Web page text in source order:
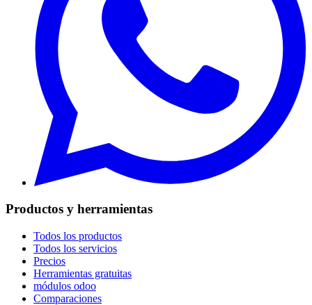
Productos y herramientas
Todos los productos
Todos los servicios
Precios
Herramientas gratuitas
módulos odoo
Comparaciones